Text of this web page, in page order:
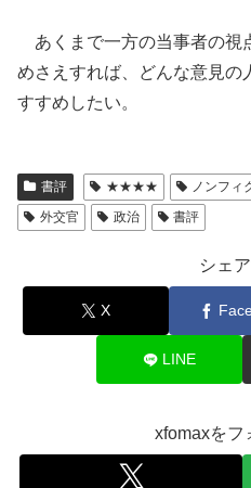
あくまで一方の当事者の視
めさえすれば、どんな意見の
すすめしたい。
書評 ★★★★ ノンフィ
外交官
政治 書評
シェ
X
LINE
xfomaxをフ